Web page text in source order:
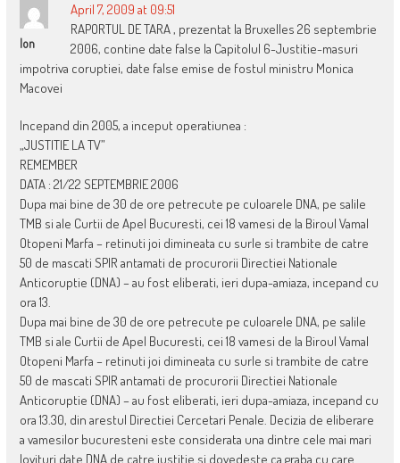
Ion
April 7, 2009 at 09:51
RAPORTUL DE TARA , prezentat la Bruxelles 26 septembrie
2006, contine date false la Capitolul 6-Justitie-masuri
impotriva coruptiei, date false emise de fostul ministru Monica
Macovei
Incepand din 2005, a inceput operatiunea :
„JUSTITIE LA TV”
REMEMBER
DATA : 21/22 SEPTEMBRIE 2006
Dupa mai bine de 30 de ore petrecute pe culoarele DNA, pe salile
TMB si ale Curtii de Apel Bucuresti, cei 18 vamesi de la Biroul Vamal
Otopeni Marfa – retinuti joi dimineata cu surle si trambite de catre
50 de mascati SPIR antamati de procurorii Directiei Nationale
Anticoruptie (DNA) – au fost eliberati, ieri dupa-amiaza, incepand cu
ora 13.
Dupa mai bine de 30 de ore petrecute pe culoarele DNA, pe salile
TMB si ale Curtii de Apel Bucuresti, cei 18 vamesi de la Biroul Vamal
Otopeni Marfa – retinuti joi dimineata cu surle si trambite de catre
50 de mascati SPIR antamati de procurorii Directiei Nationale
Anticoruptie (DNA) – au fost eliberati, ieri dupa-amiaza, incepand cu
ora 13.30, din arestul Directiei Cercetari Penale. Decizia de eliberare
a vamesilor bucuresteni este considerata una dintre cele mai mari
lovituri date DNA de catre justitie si dovedeste ca graba cu care